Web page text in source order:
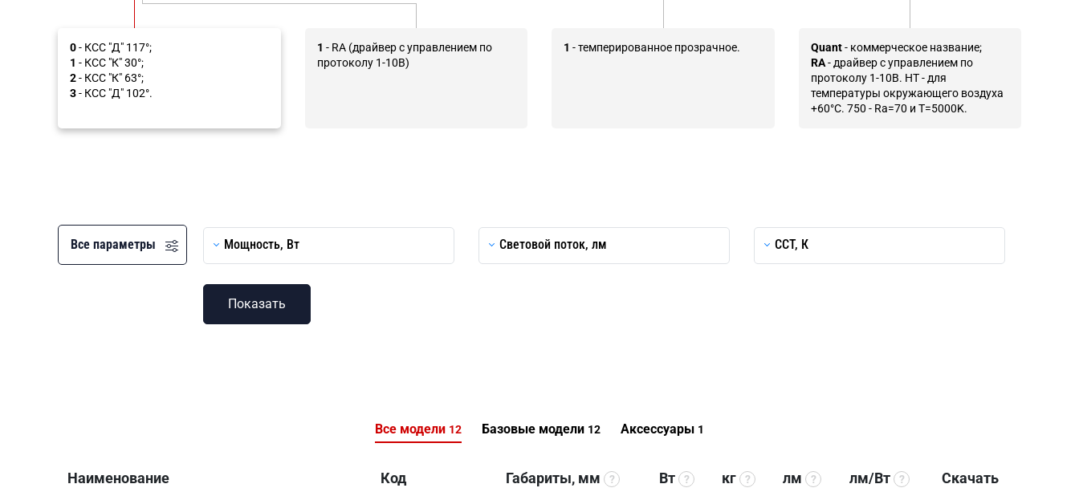
0- КСС "Д" 117°;
1 - КСС "К" 30°;
2- КСС "К" 63°;
3- КСС "Д" 102°.
1 - RA (драйвер с управлением по
протоколу 1-10В)
1 - темперированное прозрачное. Quant- коммерческое название;
RA- драйвер с управлением по
протоколу 1-10В. HT - для
температуры окружающего воздуха
+60°С. 750 - Ra=70 и T=5000K.
Все параметры Мощность, Вт Световой поток, лм CCT, К
Все модели 12 Базовые модели 12 Аксессуары 1
Наименование Код Габариты, мм ? Вт ? кг ? лм ? лм/Вт ? Скачать